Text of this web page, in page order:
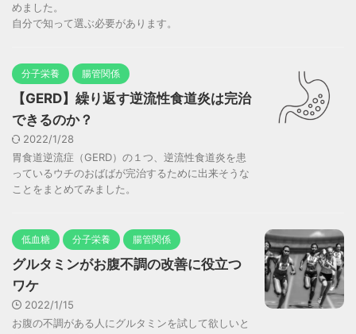
めました。
自分で知って選ぶ必要があります。
分子栄養 腸管関係
【GERD】繰り返す逆流性食道炎は完治
できるのか？
2022/1/28
胃食道逆流症（GERD）の１つ、逆流性食道炎を患
っているウチのおばばが完治するために出来そうな
ことをまとめてみました。
低血糖 分子栄養 腸管関係
グルタミンがお腹不調の改善に役立つ
ワケ
2022/1/15
お腹の不調がある人にグルタミンを試して欲しいと